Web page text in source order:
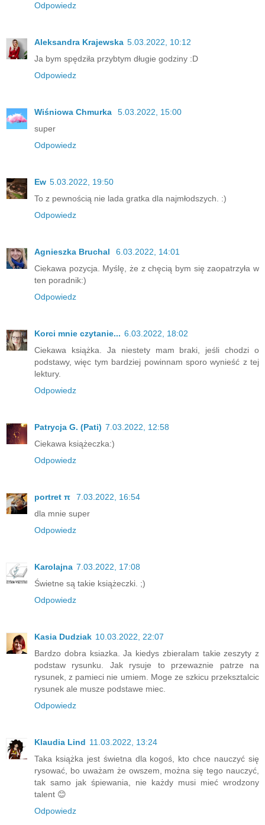
Odpowiedz
Aleksandra Krajewska 5.03.2022, 10:12
Ja bym spędziła przybtym długie godziny :D
Odpowiedz
Wiśniowa Chmurka
5.03.2022, 15:00
super
Odpowiedz
Ew 5.03.2022, 19:50
To z pewnością nie lada gratka dla najmłodszych. :)
Odpowiedz
Agnieszka Bruchal
6.03.2022, 14:01
Ciekawa pozycja. Myślę, że z chęcią bym się zaopatrzyła w
ten poradnik:)
Odpowiedz
Korci mnie czytanie... 6.03.2022, 18:02
Ciekawa książka. Ja niestety mam braki, jeśli chodzi o
podstawy, więc tym bardziej powinnam sporo wynieść z tej
lektury.
Odpowiedz
Patrycja G. (Pati) 7.03.2022, 12:58
Ciekawa książeczka:)
Odpowiedz
portret π
7.03.2022, 16:54
dla mnie super
Odpowiedz
Karolajna 7.03.2022, 17:08
Świetne są takie książeczki. ;)
Odpowiedz
Kasia Dudziak 10.03.2022, 22:07
Bardzo dobra ksiazka. Ja kiedys zbieralam takie zeszyty z
podstaw rysunku. Jak rysuje to przewaznie patrze na
rysunek, z pamieci nie umiem. Moge ze szkicu przeksztalcic
rysunek ale musze podstawe miec.
Odpowiedz
Klaudia Lind 11.03.2022, 13:24
Taka książka jest świetna dla kogoś, kto chce nauczyć się
rysować, bo uważam że owszem, można się tego nauczyć,
tak samo jak śpiewania, nie każdy musi mieć wrodzony
talent 😊
Odpowiedz